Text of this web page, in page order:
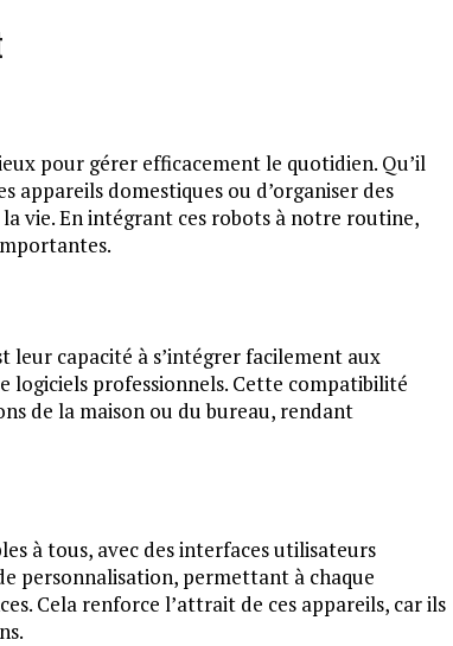
pour gérer efficacement le quotidien. Qu’il
appareils domestiques ou d’organiser des
vie. En intégrant ces robots à notre routine,
leur capacité à s’intégrer facilement aux
logiciels professionnels. Cette compatibilité
de la maison ou du bureau, rendant
à tous, avec des interfaces utilisateurs
personnalisation, permettant à chaque
Cela renforce l’attrait de ces appareils, car ils